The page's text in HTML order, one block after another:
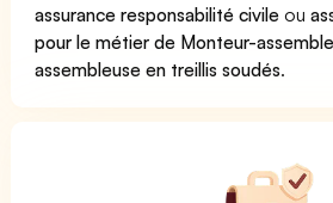
assurance responsabilité civile ou
pour le métier de Monteur-
assembleuse en treillis soudés.